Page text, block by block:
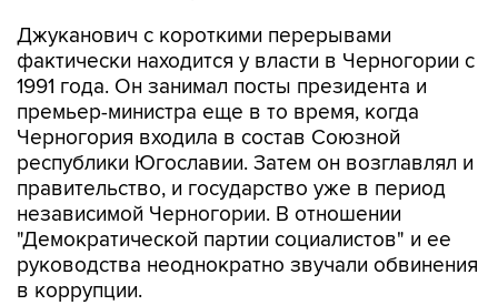
Джуканович с короткими перерывами
фактически находится у власти в Черногории с
1991 года. Он занимал посты президента и
премьер-министра еще в то время, когда
Черногория входила в состав Союзной
республики Югославии. Затем он возглавлял и
правительство, и государство уже в период
независимой Черногории. В отношении
"Демократической партии социалистов" и ее
руководства неоднократно звучали обвинения
в коррупции.